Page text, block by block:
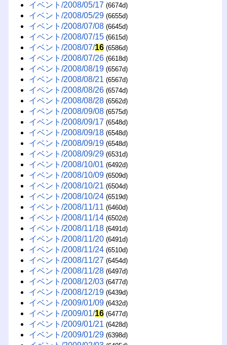
イベント/2008/05/17 (6674d)
イベント/2008/05/29 (6655d)
イベント/2008/07/08 (6645d)
イベント/2008/07/15 (6615d)
イベント/2008/07/16 (6586d)
イベント/2008/07/26 (6618d)
イベント/2008/08/19 (6567d)
イベント/2008/08/21 (6567d)
イベント/2008/08/26 (6574d)
イベント/2008/08/28 (6562d)
イベント/2008/09/08 (6575d)
イベント/2008/09/17 (6548d)
イベント/2008/09/18 (6548d)
イベント/2008/09/19 (6548d)
イベント/2008/09/29 (6531d)
イベント/2008/10/01 (6492d)
イベント/2008/10/09 (6509d)
イベント/2008/10/21 (6504d)
イベント/2008/10/24 (6519d)
イベント/2008/11/11 (6460d)
イベント/2008/11/14 (6502d)
イベント/2008/11/18 (6491d)
イベント/2008/11/20 (6491d)
イベント/2008/11/24 (6510d)
イベント/2008/11/27 (6454d)
イベント/2008/11/28 (6497d)
イベント/2008/12/03 (6477d)
イベント/2008/12/19 (6439d)
イベント/2009/01/09 (6432d)
イベント/2009/01/16 (6477d)
イベント/2009/01/21 (6428d)
イベント/2009/01/29 (6398d)